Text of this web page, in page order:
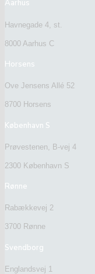
Aarhus
Havnegade 4, st.
8000 Aarhus C
Horsens
Ove Jensens Allé 52
8700 Horsens
København S
Prøvestenen, B-vej 4
2300 København S
Rønne
Rabækkevej 2
3700 Rønne
Svendborg
Englandsvej 1